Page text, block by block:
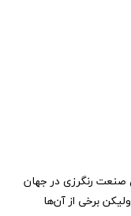
صنعت رنگرزی در جهان
برخی از آن‌ها